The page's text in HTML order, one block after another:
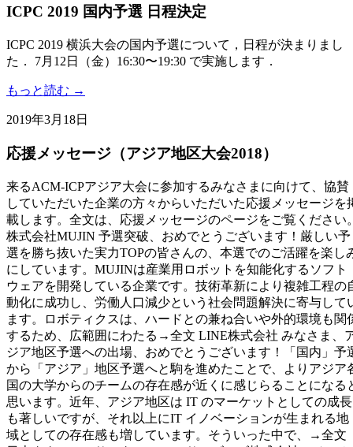
ICPC 2019 国内予選 日程決定
ICPC 2019 横浜大会の国内予選について，日程が決まりまし
た． 7月12日（金）16:30〜19:30 で実施します．
もっと読む →
2019年3月18日
応援メッセージ（アジア地区大会2018）
来るACM-ICPアジア大会に参加するみなさまに向けて、協賛
していただいた企業の方々からいただいた応援メッセージを
載します。全文は、応援メッセージのページをご覧ください
株式会社MUJIN 予選突破、おめでとうございます！厳しい予
選を勝ち抜いた実力TOPの皆さんの、本選でのご活躍を楽し
にしています。MUJINは産業用ロボットを知能化するソフト
ウェアを開発している企業です。技術革新により複雑工程の
動化に成功し、労働人口減少という社会問題解決に寄与して
ます。ロボティクスは、ハードとの兼ね合いや外的環境も関
するため、広範囲にわたる→全文 LINE株式会社 みなさま、
ジア地区予選への出場、おめでとうございます！「国内」予
から「アジア」地区予選へと駒を進めたことで、よりアジア
国の大学からのチームの存在感が近くに感じらることになる
思います。近年、アジア地区は IT のマーケットとしての成長
も著しいですが、それ以上にIT イノベーションが生まれる地
域としての存在感も増しています。そういった中で、→全文